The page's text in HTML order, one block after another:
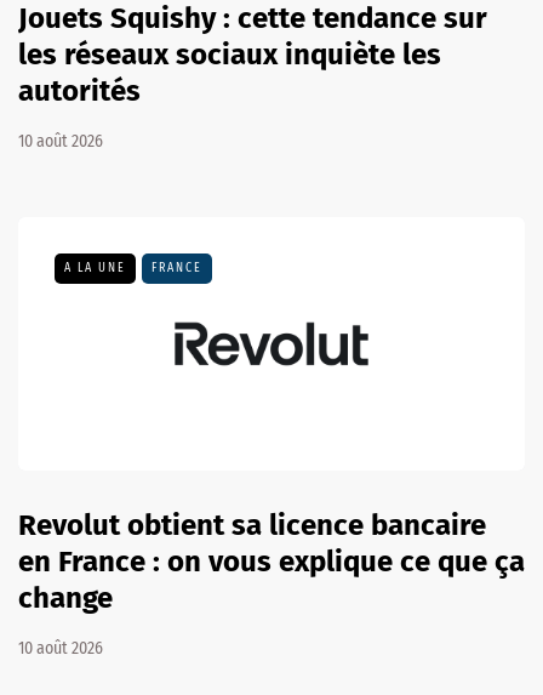
Jouets Squishy : cette tendance sur
les réseaux sociaux inquiète les
autorités
10 août 2026
A LA UNE FRANCE
Revolut obtient sa licence bancaire
en France : on vous explique ce que ça
change
10 août 2026